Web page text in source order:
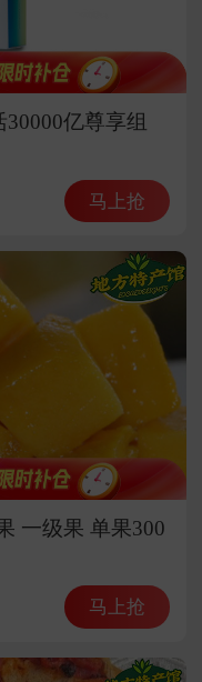
30000亿尊享组
马上抢
一级果 单果300
马上抢